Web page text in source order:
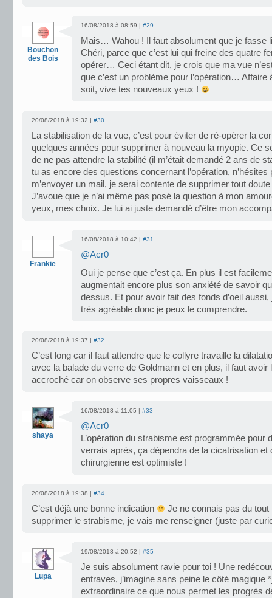
Bouchon
des Bois
16/08/2018 à 08:59 | #29
Mais… Wahou ! Il faut absolument que je fasse
Chéri, parce que c’est lui qui freine des quatre
opérer… Ceci étant dit, je crois que ma vue
que c’est un problème pour l’opération… Affaire
soit, vive tes nouveaux yeux !
20/08/2018 à 19:32 | #30
La stabilisation de la vue, c’est pour éviter de ré-opérer la
quelques années pour supprimer à nouveau la myopie. Ce
de ne pas attendre la stabilité (il m’était demandé 2 ans de
tu as encore des questions concernant l’opération, n’hésites
m’envoyer un mail, je serai contente de supprimer tout
J’avoue que je n’ai même pas posé la question à mon
yeux, mes choix. Je lui ai juste demandé d’être mon
Frankie
16/08/2018 à 10:42 | #31
@Acr0
Oui je pense que c’est ça. En plus il est
augmentait encore plus son anxiété de savoir
dessus. Et pour avoir fait des fonds d’oeil aussi,
très agréable donc je peux le comprendre.
20/08/2018 à 19:37 | #32
C’est long car il faut attendre que le collyre travaille la
avec la balade du verre de Goldmann et en plus, il faut
accroché car on observe ses propres vaisseaux !
shaya
16/08/2018 à 11:05 | #33
@Acr0
L’opération du strabisme est programmée pour
verrais après, ça dépendra de la cicatrisation et
chirurgienne est optimiste !
20/08/2018 à 19:38 | #34
C’est déjà une bonne indication
Je ne connais pas du tout
supprimer le strabisme, je vais me renseigner (juste par
Lupa
19/08/2018 à 20:52 | #35
Je suis absolument ravie pour toi ! Une
entraves, j’imagine sans peine le côté magique
extraordinaire ce que nous permet les progrès